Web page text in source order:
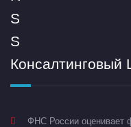
Консалтинговый
ФНС России оценивает